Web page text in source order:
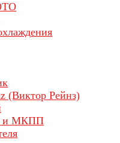
(Виктор Рейнз)
и МКПП